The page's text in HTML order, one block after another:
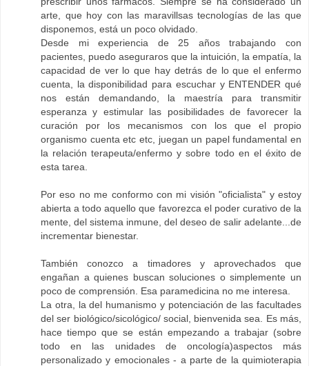
arte, que hoy con las maravillsas tecnologías de las que
disponemos, está un poco olvidado.
Desde mi experiencia de 25 años trabajando con
pacientes, puedo aseguraros que la intuición, la empatía, la
capacidad de ver lo que hay detrás de lo que el enfermo
cuenta, la disponibilidad para escuchar y ENTENDER qué
nos están demandando, la maestría para transmitir
esperanza y estimular las posibilidades de favorecer la
curación por los mecanismos con los que el propio
organismo cuenta etc etc, juegan un papel fundamental en
la relación terapeuta/enfermo y sobre todo en el éxito de
esta tarea.
Por eso no me conformo con mi visión "oficialista" y estoy
abierta a todo aquello que favorezca el poder curativo de la
mente, del sistema inmune, del deseo de salir adelante...de
incrementar bienestar.
También conozco a timadores y aprovechados que
engañan a quienes buscan soluciones o simplemente un
poco de comprensión. Esa paramedicina no me interesa.
La otra, la del humanismo y potenciación de las facultades
del ser biológico/sicológico/ social, bienvenida sea. Es más,
hace tiempo que se están empezando a trabajar (sobre
todo en las unidades de oncología)aspectos más
personalizado y emocionales - a parte de la quimioterapia